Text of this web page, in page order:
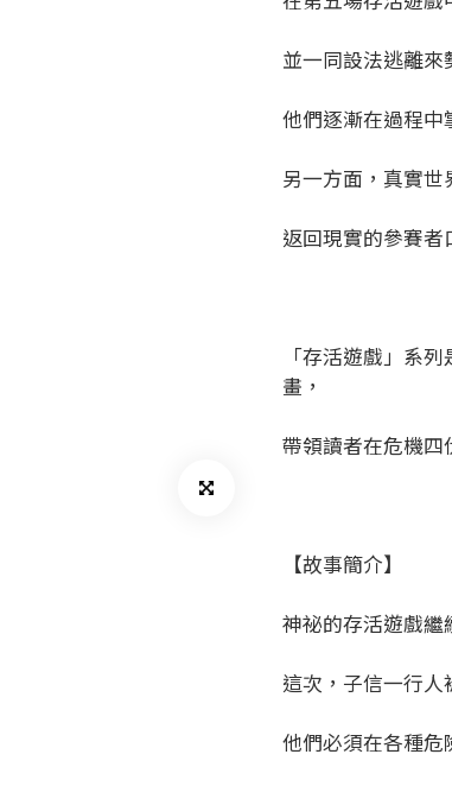
並一同設法逃離來
他們逐漸在過程中
另一方面，真實世
返回現實的參賽
「存活遊戲」系
畫，
帶領讀者在危機四
【故事簡介】
神祕的存活遊戲繼
這次，子信一行人
他們必須在各種危